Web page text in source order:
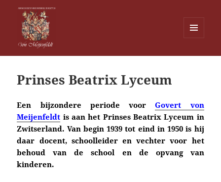
WIDGETS
Prinses Beatrix Lyceum
Een bijzondere periode voorGovert von
Meijenfeldt isaanhet Prinses Beatrix Lyceum in
Zwitserland. Van begin1939 tot eind in 1950 is hij
daar docent, schoolleider envechter voor het
behoud van de school en de opvang van
kinderen.